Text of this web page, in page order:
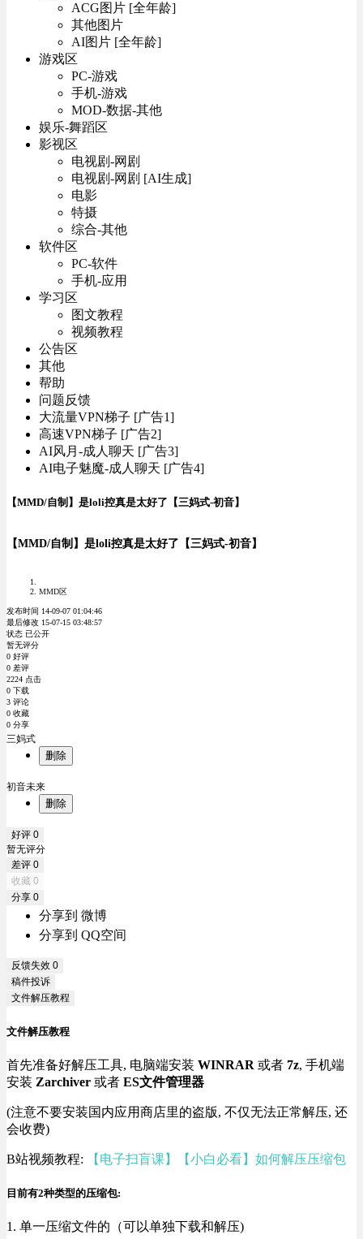
ACG图片 [全年龄]
其他图片
AI图片 [全年龄]
游戏区
PC-游戏
手机-游戏
MOD-数据-其他
娱乐-舞蹈区
影视区
电视剧-网剧
电视剧-网剧 [AI生成]
电影
特摄
综合-其他
软件区
PC-软件
手机-应用
学习区
图文教程
视频教程
公告区
其他
帮助
问题反馈
大流量VPN梯子 [广告1]
高速VPN梯子 [广告2]
AI风月-成人聊天 [广告3]
AI电子魅魔-成人聊天 [广告4]
【MMD/自制】是loli控真是太好了【三妈式-初音】
【MMD/自制】是loli控真是太好了【三妈式-初音】
MMD区
发布时间 14-09-07 01:04:46
最后修改 15-07-15 03:48:57
状态 已公开
暂无评分
0 好评
0 差评
2224 点击
0 下载
3 评论
0 收藏
0 分享
三妈式
删除
初音未来
删除
好评 0
暂无评分
差评 0
收藏 0
分享 0
分享到 微博
分享到 QQ空间
反馈失效 0
稿件投诉
文件解压教程
文件解压教程
首先准备好解压工具, 电脑端安装 WINRAR 或者 7z, 手机端
安装 Zarchiver 或者 ES文件管理器
(注意不要安装国内应用商店里的盗版, 不仅无法正常解压, 还
会收费)
B站视频教程: 【电子扫盲课】【小白必看】如何解压压缩包
目前有2种类型的压缩包:
1. 单一压缩文件的（可以单独下载和解压)